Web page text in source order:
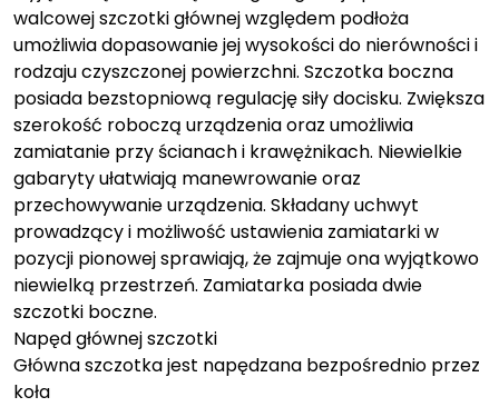
walcowej szczotki głównej względem podłoża
umożliwia dopasowanie jej wysokości do nierówności i
rodzaju czyszczonej powierzchni. Szczotka boczna
posiada bezstopniową regulację siły docisku. Zwiększa
szerokość roboczą urządzenia oraz umożliwia
zamiatanie przy ścianach i krawężnikach. Niewielkie
gabaryty ułatwiają manewrowanie oraz
przechowywanie urządzenia. Składany uchwyt
prowadzący i możliwość ustawienia zamiatarki w
pozycji pionowej sprawiają, że zajmuje ona wyjątkowo
niewielką przestrzeń. Zamiatarka posiada dwie
szczotki boczne.
Napęd głównej szczotki
Główna szczotka jest napędzana bezpośrednio przez
koła